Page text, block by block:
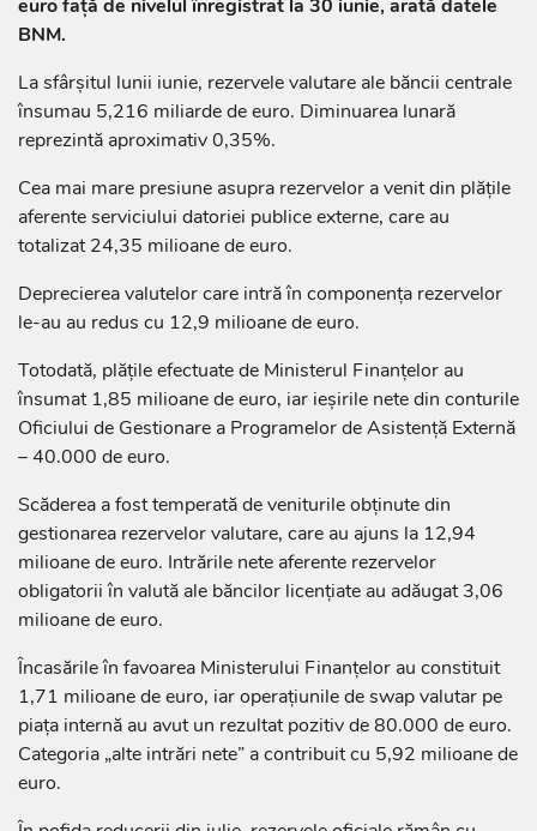
euro față de nivelul înregistrat la 30 iunie, arată datele
BNM.
La sfârșitul lunii iunie, rezervele valutare ale băncii centrale
însumau 5,216 miliarde de euro. Diminuarea lunară
reprezintă aproximativ 0,35%.
Cea mai mare presiune asupra rezervelor a venit din plățile
aferente serviciului datoriei publice externe, care au
totalizat 24,35 milioane de euro.
Deprecierea valutelor care intră în componența rezervelor
le-au au redus cu 12,9 milioane de euro.
Totodată, plățile efectuate de Ministerul Finanțelor au
însumat 1,85 milioane de euro, iar ieșirile nete din conturile
Oficiului de Gestionare a Programelor de Asistență Externă
– 40.000 de euro.
Scăderea a fost temperată de veniturile obținute din
gestionarea rezervelor valutare, care au ajuns la 12,94
milioane de euro. Intrările nete aferente rezervelor
obligatorii în valută ale băncilor licențiate au adăugat 3,06
milioane de euro.
Încasările în favoarea Ministerului Finanțelor au constituit
1,71 milioane de euro, iar operațiunile de swap valutar pe
piața internă au avut un rezultat pozitiv de 80.000 de euro.
Categoria „alte intrări nete” a contribuit cu 5,92 milioane de
euro.